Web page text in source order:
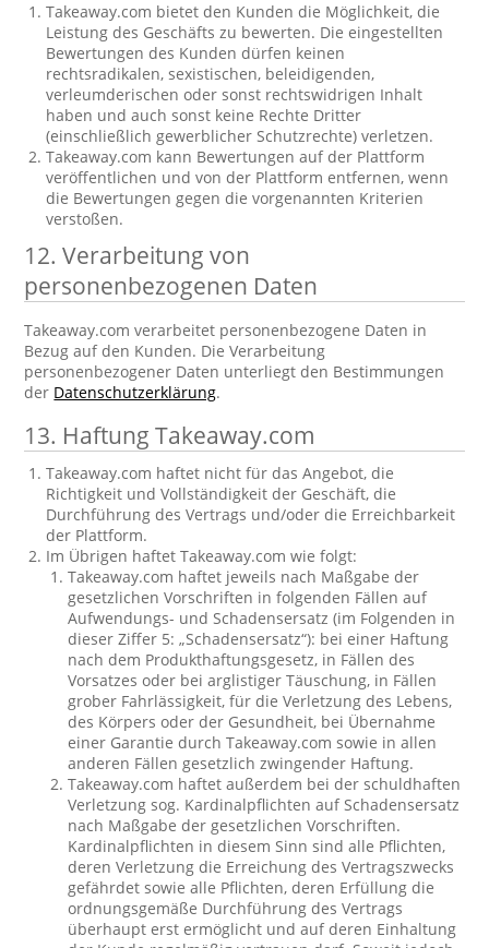
Takeaway.com bietet den Kunden die Möglichkeit, die
Leistung des Geschäfts zu bewerten. Die eingestellten
Bewertungen des Kunden dürfen keinen
rechtsradikalen, sexistischen, beleidigenden,
verleumderischen oder sonst rechtswidrigen Inhalt
haben und auch sonst keine Rechte Dritter
(einschließlich gewerblicher Schutzrechte) verletzen.
Takeaway.com kann Bewertungen auf der Plattform
veröffentlichen und von der Plattform entfernen, wenn
die Bewertungen gegen die vorgenannten Kriterien
verstoßen.
12. Verarbeitung von
personenbezogenen Daten
Takeaway.com verarbeitet personenbezogene Daten in
Bezug auf den Kunden. Die Verarbeitung
personenbezogener Daten unterliegt den Bestimmungen
der Datenschutzerklärung.
13. Haftung Takeaway.com
Takeaway.com haftet nicht für das Angebot, die
Richtigkeit und Vollständigkeit der Geschäft, die
Durchführung des Vertrags und/oder die Erreichbarkeit
der Plattform.
Im Übrigen haftet Takeaway.com wie folgt:
Takeaway.com haftet jeweils nach Maßgabe der
gesetzlichen Vorschriften in folgenden Fällen auf
Aufwendungs- und Schadensersatz (im Folgenden in
dieser Ziffer 5: „Schadensersatz“): bei einer Haftung
nach dem Produkthaftungsgesetz, in Fällen des
Vorsatzes oder bei arglistiger Täuschung, in Fällen
grober Fahrlässigkeit, für die Verletzung des Lebens,
des Körpers oder der Gesundheit, bei Übernahme
einer Garantie durch Takeaway.com sowie in allen
anderen Fällen gesetzlich zwingender Haftung.
Takeaway.com haftet außerdem bei der schuldhaften
Verletzung sog. Kardinalpflichten auf Schadensersatz
nach Maßgabe der gesetzlichen Vorschriften.
Kardinalpflichten in diesem Sinn sind alle Pflichten,
deren Verletzung die Erreichung des Vertragszwecks
gefährdet sowie alle Pflichten, deren Erfüllung die
ordnungsgemäße Durchführung des Vertrags
überhaupt erst ermöglicht und auf deren Einhaltung